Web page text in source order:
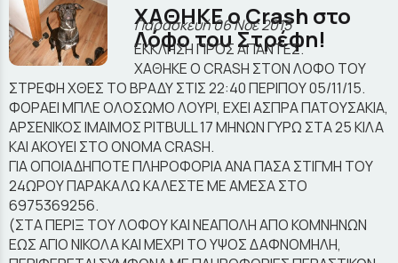
ΧΑΘΗΚΕ ο Crash στο
Λόφο του Στρέφη!
Παρασκευή 06 Νοε 2015
ΕΚΚΛΗΣΗ ΠΡΟΣ ΑΠΑΝΤΕΣ.
ΧΑΘΗΚΕ Ο CRASH ΣΤΟΝ ΛΟΦΟ ΤΟΥ
ΣΤΡΕΦΗ ΧΘΕΣ ΤΟ ΒΡΑΔΥ ΣΤΙΣ 22:40 ΠΕΡΙΠΟΥ 05/11/15.
ΦΟΡΑΕΙ ΜΠΛΕ ΟΛΟΣΩΜΟ ΛΟΥΡΙ, ΕΧΕΙ ΑΣΠΡΑ ΠΑΤΟΥΣΑΚΙΑ,
ΑΡΣΕΝΙΚΟΣ ΙΜΑΙΜΟΣ PITBULL 17 ΜΗΝΩΝ ΓΥΡΩ ΣΤΑ 25 ΚΙΛΑ
ΚΑΙ ΑΚΟΥΕΙ ΣΤΟ ΟΝΟΜΑ CRASH.
ΓΙΑ ΟΠΟΙΑΔΗΠΟΤΕ ΠΛΗΡΟΦΟΡΙΑ ΑΝΑ ΠΑΣΑ ΣΤΙΓΜΗ ΤΟΥ
24ΩΡΟΥ ΠΑΡΑΚΑΛΩ ΚΑΛΕΣΤΕ ΜΕ ΑΜΕΣΑ ΣΤΟ
6975369256.
(ΣΤΑ ΠΕΡΙΞ ΤΟΥ ΛΟΦΟΥ ΚΑΙ ΝΕΑΠΟΛΗ ΑΠΟ ΚΟΜΝΗΝΩΝ
ΕΩΣ ΑΓΙΟ ΝΙΚΟΛΑ ΚΑΙ ΜΕΧΡΙ ΤΟ ΥΨΟΣ ΔΑΦΝΟΜΗΛΗ,